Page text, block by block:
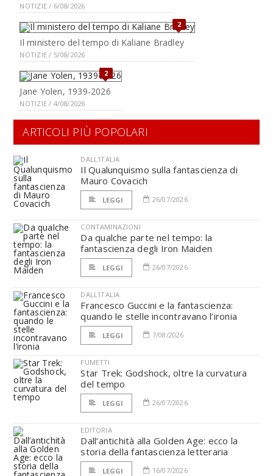
NOTIZIE / 6/08/2026
2
Il ministero del tempo di Kaliane Bradley
NOTIZIE / 5/08/2026
2
Jane Yolen, 1939-2026
NOTIZIE / 4/08/2026
ARTICOLI PIÙ POPOLARI
DALL'ITALIA
Il Qualunquismo sulla fantascienza di
Mauro Covacich
LEGGI 26/07/2026
CONTAMINAZIONI
Da qualche parte nel tempo: la
fantascienza degli Iron Maiden
LEGGI 26/07/2026
DALL'ITALIA
Francesco Guccini e la fantascienza:
quando le stelle incontravano l’ironia
LEGGI 7/08/2026
FUMETTI
Star Trek: Godshock, oltre la curvatura
del tempo
LEGGI 26/07/2026
EDITORIA
Dall’antichità alla Golden Age: ecco la
storia della fantascienza letteraria
LEGGI 16/07/2026